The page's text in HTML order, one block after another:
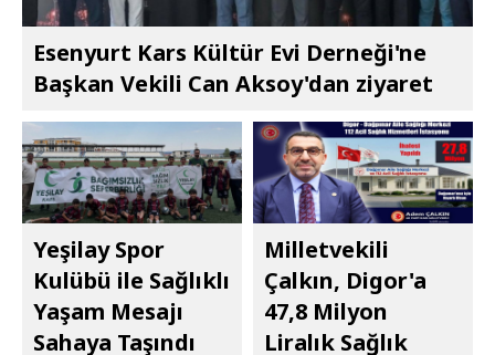
Esenyurt Kars Kültür Evi Derneği'ne
Başkan Vekili Can Aksoy'dan ziyaret
Yeşilay Spor
Kulübü ile Sağlıklı
Yaşam Mesajı
Sahaya Taşındı
Milletvekili
Çalkın, Digor'a
47,8 Milyon
Liralık Sağlık